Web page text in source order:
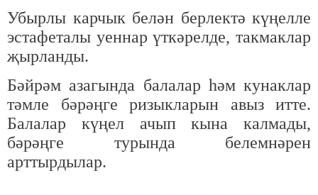
Убырлы карчык белән берлектә күңелле
эстафеталы уеннар үткәрелде, такмаклар
җырланды.
Бәйрәм азагында балалар һәм кунаклар
тәмле бәрәңге ризыкларын авыз итте.
Балалар күңел ачып кына калмады,
бәрәңге турында белемнәрен
арттырдылар.